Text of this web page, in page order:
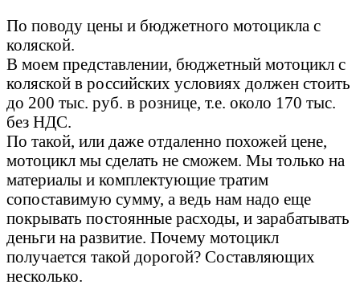
По поводу цены и бюджетного мотоцикла с
коляской.
В моем представлении, бюджетный мотоцикл с
коляской в российских условиях должен стоить
до 200 тыс. руб. в рознице, т.е. около 170 тыс.
без НДС.
По такой, или даже отдаленно похожей цене,
мотоцикл мы сделать не сможем. Мы только на
материалы и комплектующие тратим
сопоставимую сумму, а ведь нам надо еще
покрывать постоянные расходы, и зарабатывать
деньги на развитие. Почему мотоцикл
получается такой дорогой? Составляющих
несколько.